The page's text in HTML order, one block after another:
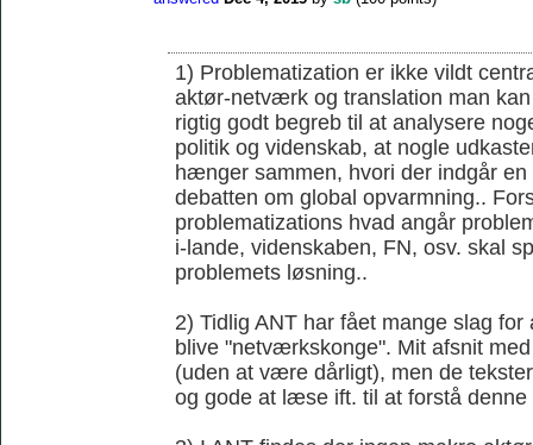
1) Problematization er ikke vildt
aktør-netværk og translation man
rigtig godt begreb til at analysere
politik og videnskab, at nogle
hænger sammen, hvori der indgår
debatten om global opvarmning..
problematizations hvad angår
i-lande, videnskaben, FN, osv. skal
problemets løsning..
2) Tidlig ANT har fået mange slag
blive "netværkskonge". Mit afsnit
(uden at være dårligt), men de
og gode at læse ift. til at forstå denne